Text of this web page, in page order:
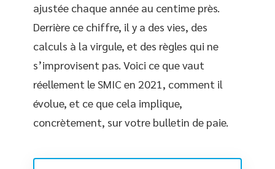
ajustée chaque année au centime près.
Derrière ce chiffre, il y a des vies, des
calculs à la virgule, et des règles qui ne
s’improvisent pas. Voici ce que vaut
réellement le SMIC en 2021, comment il
évolue, et ce que cela implique,
concrètement, sur votre bulletin de paie.